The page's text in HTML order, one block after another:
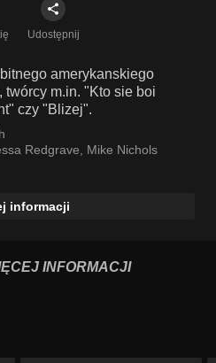
Udostępnij
amerykanskiego
sie boi
czy "Blizej".
Redgrave
Mike Nichols
informacji
INFORMACJI